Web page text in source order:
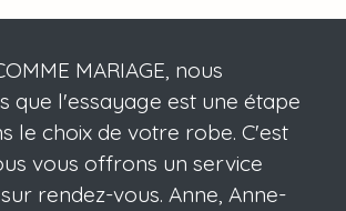
MARIAGE, nous
que l'essayage est une étape
le choix de votre robe. C'est
vous offrons un service
rendez-vous. Anne, Anne-